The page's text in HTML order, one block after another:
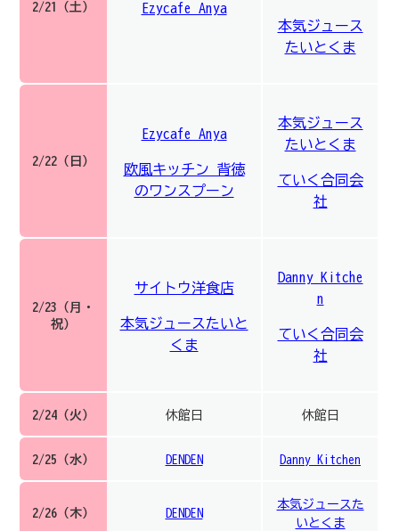
2/21（土） Ezycafe Anya
本気ジュース
たいとくま
2/22（日）
Ezycafe Anya
欧風キッチン 背徳
のワンスプーン
本気ジュース
たいとくま
ていく合同会
社
2/23（月・
祝）
サイトウ洋食店
本気ジュースたいと
くま
Danny Kitche
n
ていく合同会
社
2/24（火） 休館日 休館日
2/25（水） DENDEN Danny Kitchen
2/26（木） DENDEN
本気ジュースた
いとくま